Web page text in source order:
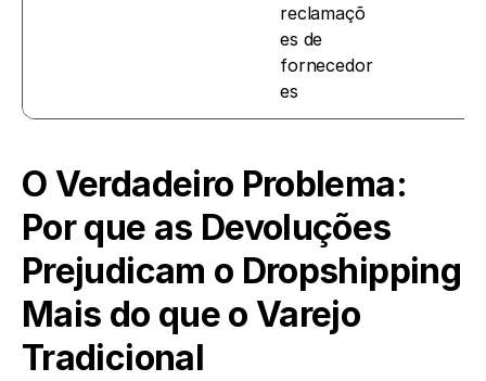
reclamaçõ
es de
fornecedor
es
O Verdadeiro Problema:
Por que as Devoluções
Prejudicam o Dropshipping
Mais do que o Varejo
Tradicional